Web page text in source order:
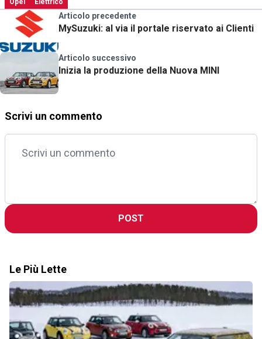
Opel Elettrico
Articolo precedente
MySuzuki: al via il portale riservato ai Clienti
Articolo successivo
Inizia la produzione della Nuova MINI
Scrivi un commento
POST
Le Più Lette